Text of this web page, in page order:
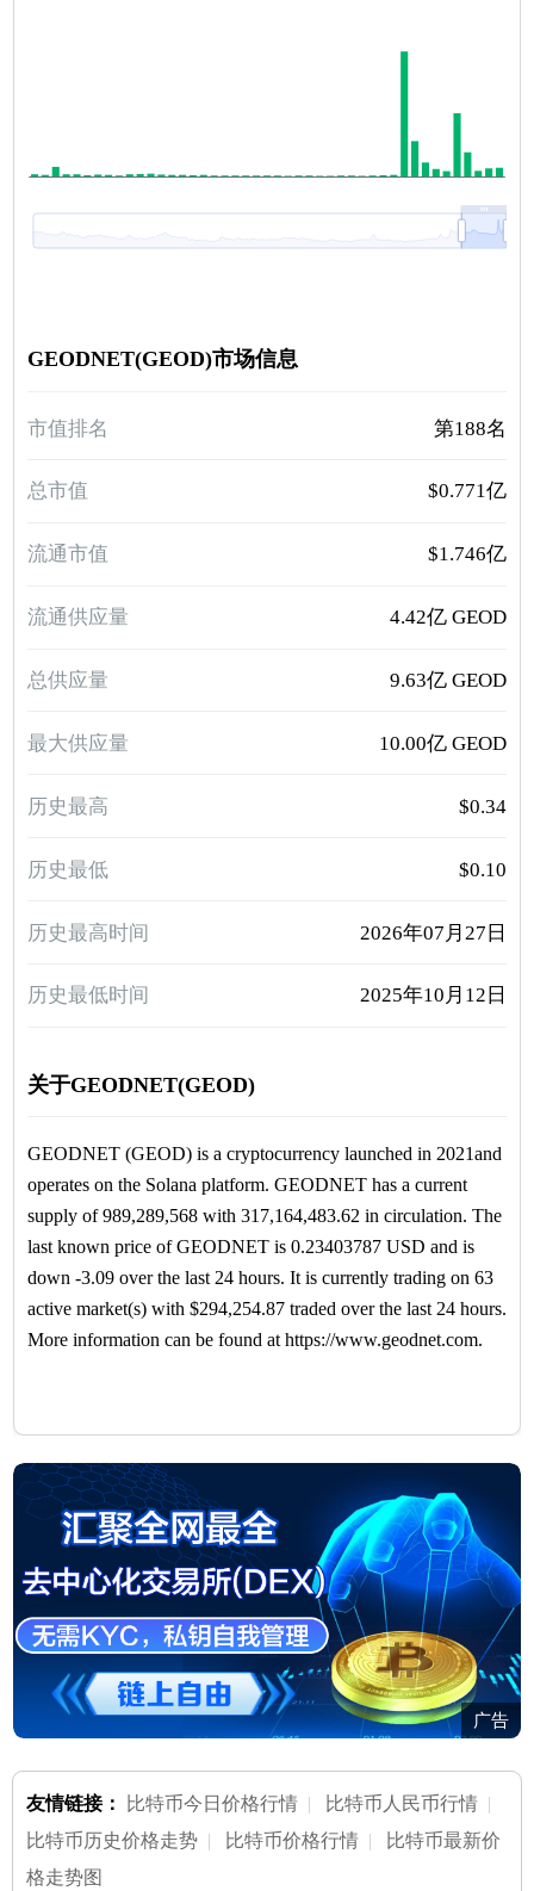
GEODNET(GEOD)市场信息
市值排名 第188名
总市值 $0.771亿
流通市值 $1.746亿
流通供应量 4.42亿 GEOD
总供应量 9.63亿 GEOD
最大供应量 10.00亿 GEOD
历史最高 $0.34
历史最低 $0.10
历史最高时间 2026年07月27日
历史最低时间 2025年10月12日
关于GEODNET(GEOD)
GEODNET (GEOD) is a cryptocurrency launched in 2021and
operates on the Solana platform. GEODNET has a current
supply of 989,289,568 with 317,164,483.62 in circulation. The
last known price of GEODNET is 0.23403787 USD and is
down -3.09 over the last 24 hours. It is currently trading on 63
active market(s) with $294,254.87 traded over the last 24 hours.
More information can be found at https://www.geodnet.com.
广告
友情链接： 比特币今日价格行情 | 比特币人民币行情 |
比特币历史价格走势 | 比特币价格行情 | 比特币最新价
格走势图